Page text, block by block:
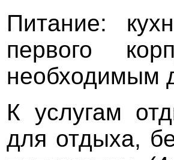
Питание:
первого
необходимым
К услугам
для отдыха,